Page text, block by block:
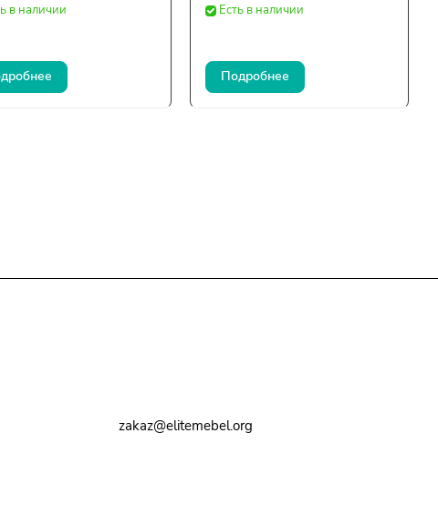
в наличии Есть в наличии
Подробнее
zakaz@elitemebel.org